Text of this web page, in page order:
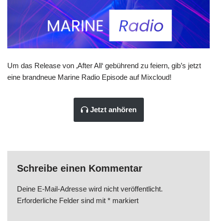
Um das Release von ‚After All‘ gebührend zu feiern, gib’s jetzt
eine brandneue Marine Radio Episode auf Mixcloud!
Jetzt anhören
Schreibe einen Kommentar
Deine E-Mail-Adresse wird nicht veröffentlicht.
Erforderliche Felder sind mit * markiert